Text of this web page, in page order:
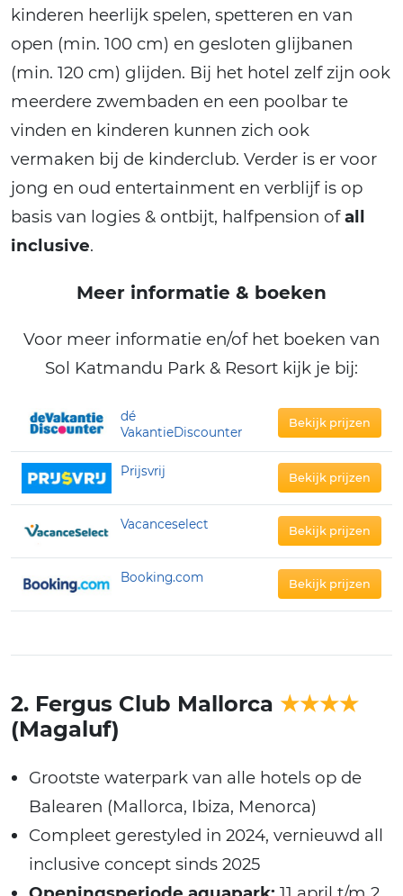
kinderen heerlijk spelen, spetteren en van
open (min. 100 cm) en gesloten glijbanen
(min. 120 cm) glijden. Bij het hotel zelf zijn ook
meerdere zwembaden en een poolbar te
vinden en kinderen kunnen zich ook
vermaken bij de kinderclub. Verder is er voor
jong en oud entertainment en verblijf is op
basis van logies & ontbijt, halfpension ofall
inclusive.
Meer informatie & boeken
Voor meer informatie en/of het boeken van
Sol Katmandu Park & Resort kijk je bij:
dé
VakantieDiscounter
Bekijk prijzen
Prijsvrij Bekijk prijzen
Vacanceselect Bekijk prijzen
Booking.com Bekijk prijzen
2. Fergus Club Mallorca ★★★★
(Magaluf)
Grootste waterpark van alle hotels op de
Balearen (Mallorca, Ibiza, Menorca)
Compleet gerestyled in 2024, vernieuwd all
inclusive concept sinds 2025